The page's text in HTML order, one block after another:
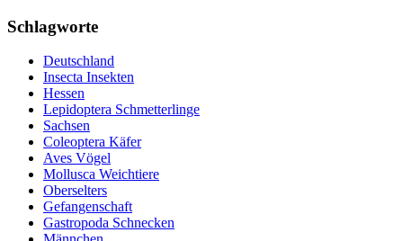
Schlagworte
Deutschland
Insecta Insekten
Hessen
Lepidoptera Schmetterlinge
Sachsen
Coleoptera Käfer
Aves Vögel
Mollusca Weichtiere
Oberselters
Gefangenschaft
Gastropoda Schnecken